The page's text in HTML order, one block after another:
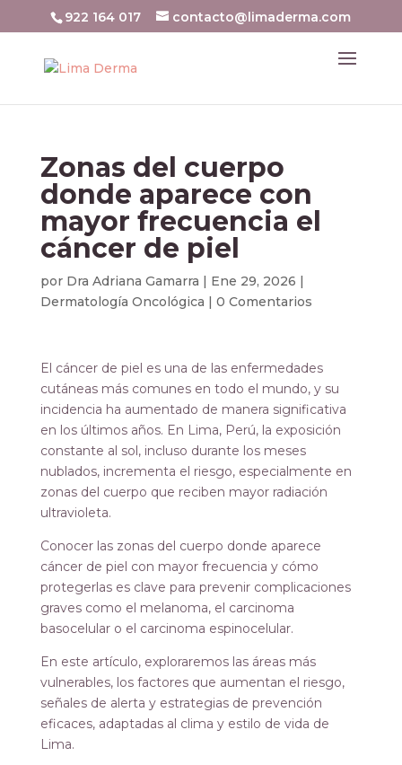
922 164 017 contacto@limaderma.com
Zonas del cuerpo
donde aparece con
mayor frecuencia el
cáncer de piel
por Dra Adriana Gamarra | Ene 29, 2026 |
Dermatología Oncológica | 0 Comentarios
El cáncer de piel es una de las enfermedades
cutáneas más comunes en todo el mundo, y su
incidencia ha aumentado de manera significativa
en los últimos años. En Lima, Perú, la exposición
constante al sol, incluso durante los meses
nublados, incrementa el riesgo, especialmente en
zonas del cuerpo que reciben mayor radiación
ultravioleta.
Conocer las zonas del cuerpo donde aparece
cáncer de piel con mayor frecuencia y cómo
protegerlas es clave para prevenir complicaciones
graves como el melanoma, el carcinoma
basocelular o el carcinoma espinocelular.
En este artículo, exploraremos las áreas más
vulnerables, los factores que aumentan el riesgo,
señales de alerta y estrategias de prevención
eficaces, adaptadas al clima y estilo de vida de
Lima.